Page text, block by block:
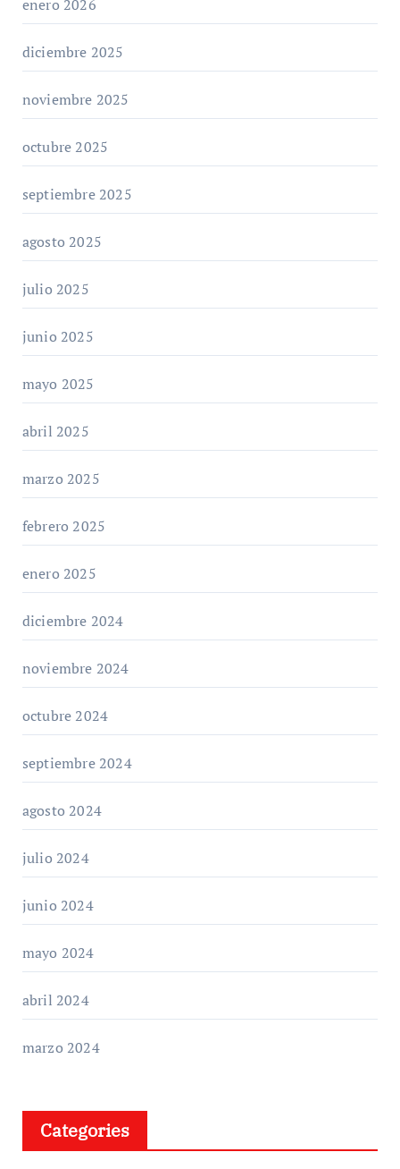
enero 2026
diciembre 2025
noviembre 2025
octubre 2025
septiembre 2025
agosto 2025
julio 2025
junio 2025
mayo 2025
abril 2025
marzo 2025
febrero 2025
enero 2025
diciembre 2024
noviembre 2024
octubre 2024
septiembre 2024
agosto 2024
julio 2024
junio 2024
mayo 2024
abril 2024
marzo 2024
Categories